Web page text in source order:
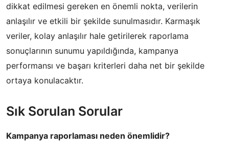
dikkat edilmesi gereken en önemli nokta, verilerin
anlaşılır ve etkili bir şekilde sunulmasıdır. Karmaşık
veriler, kolay anlaşılır hale getirilerek raporlama
sonuçlarının sunumu yapıldığında, kampanya
performansı ve başarı kriterleri daha net bir şekilde
ortaya konulacaktır.
Sık Sorulan Sorular
Kampanya raporlaması neden önemlidir?